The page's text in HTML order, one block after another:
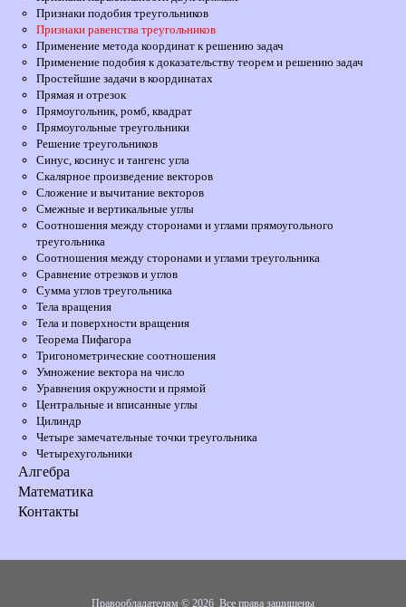
Признаки подобия треугольников
Признаки равенства треугольников
Применение метода координат к решению задач
Применение подобия к доказательству теорем и решению задач
Простейшие задачи в координатах
Прямая и отрезок
Прямоугольник, ромб, квадрат
Прямоугольные треугольники
Решение треугольников
Синус, косинус и тангенс угла
Скалярное произведение векторов
Сложение и вычитание векторов
Смежные и вертикальные углы
Соотношения между сторонами и углами прямоугольного
треугольника
Соотношения между сторонами и углами треугольника
Сравнение отрезков и углов
Сумма углов треугольника
Тела вращения
Тела и поверхности вращения
Теорема Пифагора
Тригонометрические соотношения
Умножение вектора на число
Уравнения окружности и прямой
Центральные и вписанные углы
Цилиндр
Четыре замечательные точки треугольника
Четырехугольники
Алгебра
Математика
Контакты
Правообладателям © 2026 Все права защищены